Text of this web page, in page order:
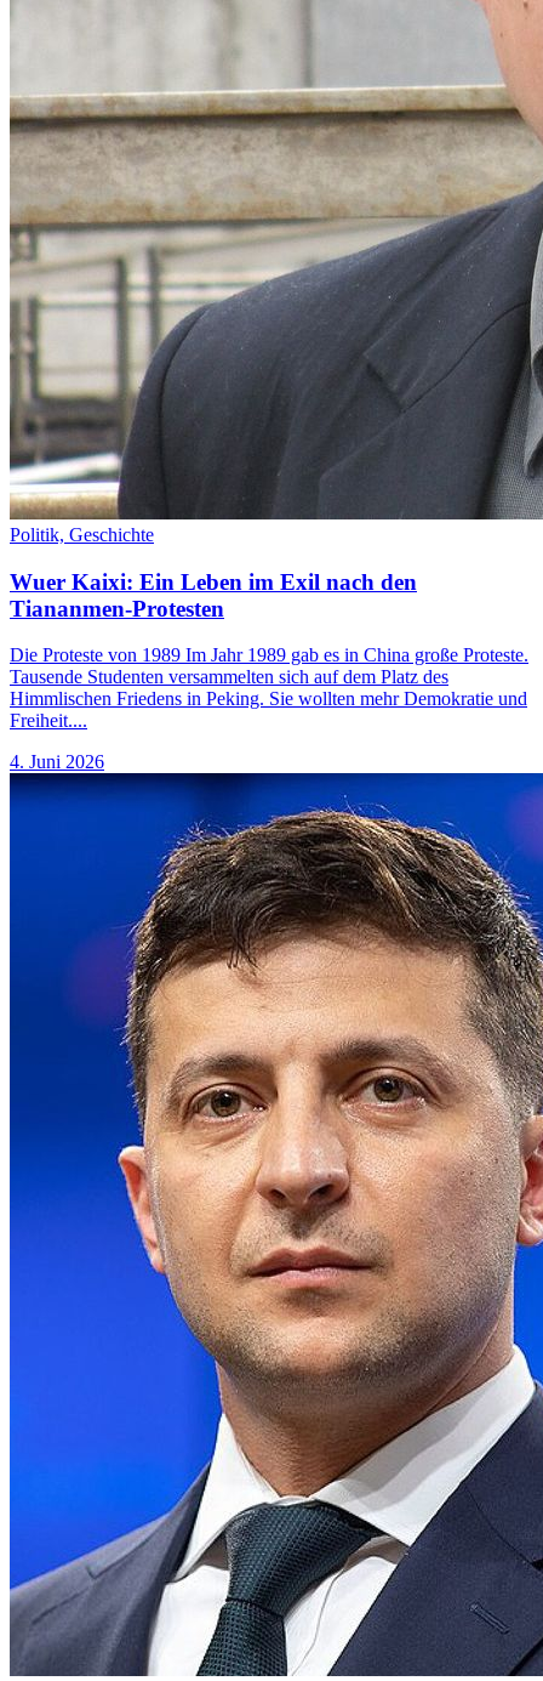
Politik, Geschichte
Wuer Kaixi: Ein Leben im Exil nach den
Tiananmen-Protesten
Die Proteste von 1989 Im Jahr 1989 gab es in China große Proteste.
Tausende Studenten versammelten sich auf dem Platz des
Himmlischen Friedens in Peking. Sie wollten mehr Demokratie und
Freiheit....
4. Juni 2026